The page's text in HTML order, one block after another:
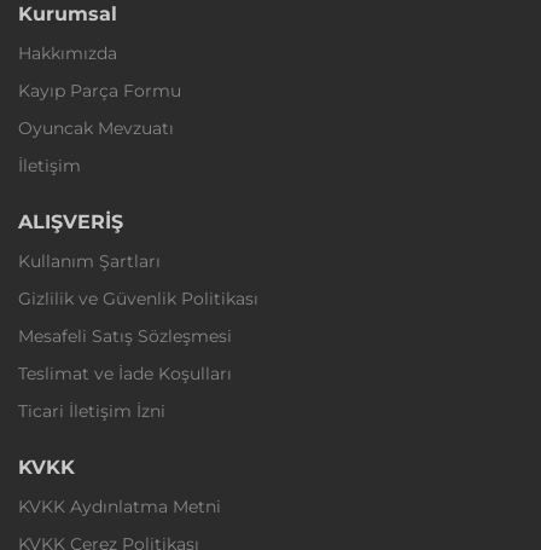
Kurumsal
Hakkımızda
Kayıp Parça Formu
Oyuncak Mevzuatı
İletişim
ALIŞVERİŞ
Kullanım Şartları
Gizlilik ve Güvenlik Politikası
Mesafeli Satış Sözleşmesi
Teslimat ve İade Koşulları
Ticari İletişim İzni
KVKK
KVKK Aydınlatma Metni
KVKK Çerez Politikası